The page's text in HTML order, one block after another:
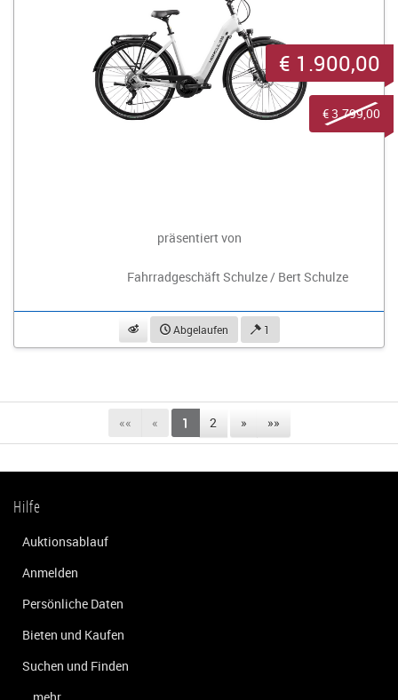
präsentiert von
Fahrradgeschäft Schulze / Bert Schulze
beobachtenAbgelaufen 1
€ 1.900,00
€ 3.799,00
«« « 1 2 » »»
Hilfe
Auktionsablauf
Anmelden
Persönliche Daten
Bieten und Kaufen
Suchen und Finden
...mehr